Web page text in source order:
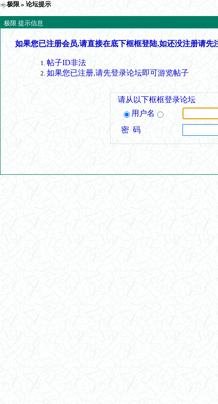
极限 » 论坛提示
极限 提示信息
如果您已注册会员,请直接在底下框框登陆,如还没注册请先
帖子ID非法
如果您已注册,请先登录论坛即可游览帖子
请从以下框框登录论坛
用户名
密 码